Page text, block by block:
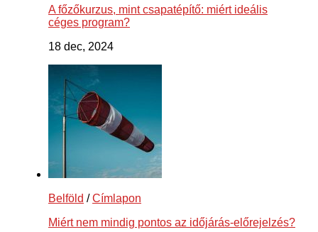
A főzőkurzus, mint csapatépítő: miért ideális
céges program?
18 dec, 2024
Belföld /Címlapon
Miért nem mindig pontos az időjárás-előrejelzés?